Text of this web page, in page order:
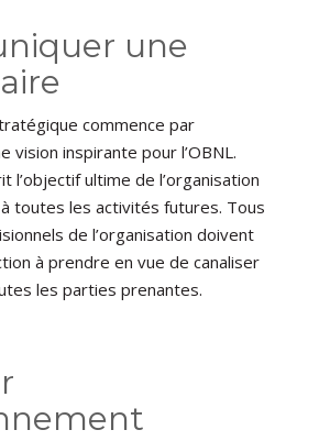
une
commence par
vision inspirante pour l’OBNL.
l’objectif ultime de l’organisation
toutes les activités futures. Tous
de l’organisation doivent
à prendre en vue de canaliser
les parties prenantes.